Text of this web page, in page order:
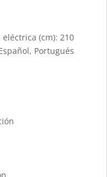
(cm): 210
Portugués